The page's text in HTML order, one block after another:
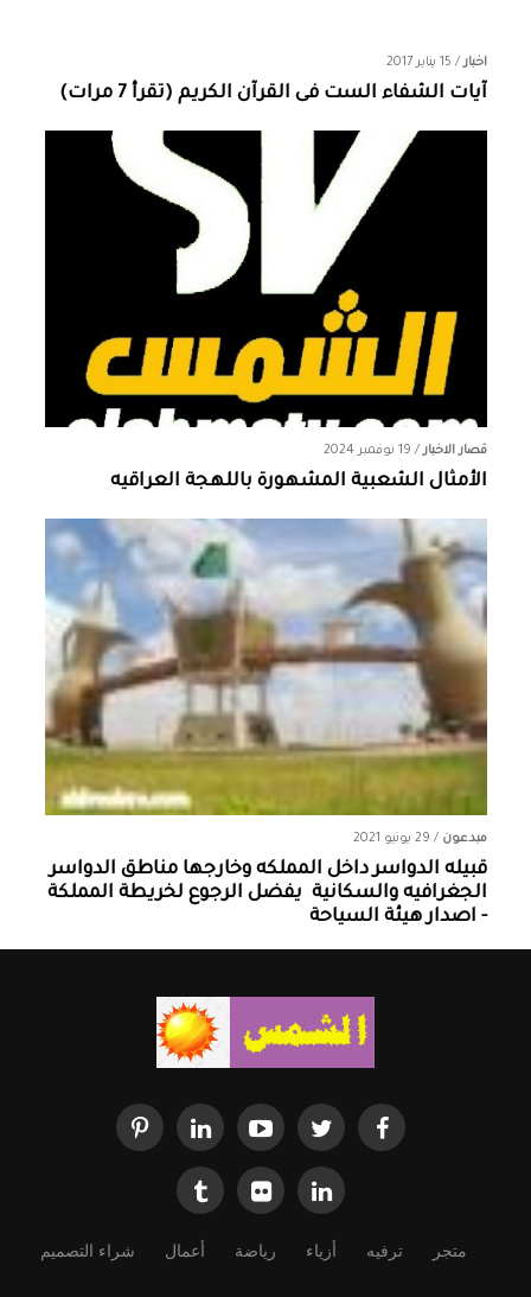
اخبار/ 15 يناير 2017
آيات الشفاء الست فى القرآن الكريم (تقرأ 7 مرات)
قصار الاخبار/ 19 نوفمبر 2024
الأمثال الشعبية المشهورة باللهجة العراقيه
مبدعون / 29 يونيو 2021
قبيله الدواسر داخل المملكه وخارجها ‏مناطق الدواسر
الجغرافيه والسكانية ‏ يفضل الرجوع لخريطة المملكة
- اصدار هيئة السياحة
متجر ترفيه أزياء رياضة أعمال شراء التصميم